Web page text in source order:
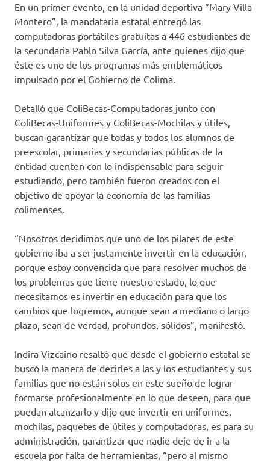
En un primer evento, en la unidad deportiva “Mary Villa
Montero”, la mandataria estatal entregó las
computadoras portátiles gratuitas a 446 estudiantes de
la secundaria Pablo Silva García, ante quienes dijo que
éste es uno de los programas más emblemáticos
impulsado por el Gobierno de Colima.
Detalló que ColiBecas-Computadoras junto con
ColiBecas-Uniformes y ColiBecas-Mochilas y útiles,
buscan garantizar que todas y todos los alumnos de
preescolar, primarias y secundarias públicas de la
entidad cuenten con lo indispensable para seguir
estudiando, pero también fueron creados con el
objetivo de apoyar la economía de las familias
colimenses.
“Nosotros decidimos que uno de los pilares de este
gobierno iba a ser justamente invertir en la educación,
porque estoy convencida que para resolver muchos de
los problemas que tiene nuestro estado, lo que
necesitamos es invertir en educación para que los
cambios que logremos, aunque sean a mediano o largo
plazo, sean de verdad, profundos, sólidos”, manifestó.
Indira Vizcaíno resaltó que desde el gobierno estatal se
buscó la manera de decirles a las y los estudiantes y sus
familias que no están solos en este sueño de lograr
formarse profesionalmente en lo que deseen, para que
puedan alcanzarlo y dijo que invertir en uniformes,
mochilas, paquetes de útiles y computadoras, es para su
administración, garantizar que nadie deje de ir a la
escuela por falta de herramientas, “pero al mismo